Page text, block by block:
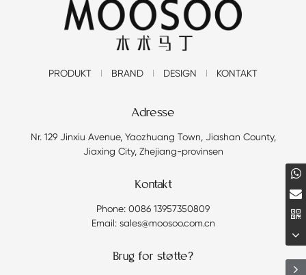
PRODUKT BRAND DESIGN KONTAKT
Adresse
Nr. 129 Jinxiu Avenue, Yaozhuang Town, Jiashan County,
Jiaxing City, Zhejiang-provinsen
Kontakt
Phone: 0086 13957350809
Email: sales@moosoo.com.cn
Brug for støtte?